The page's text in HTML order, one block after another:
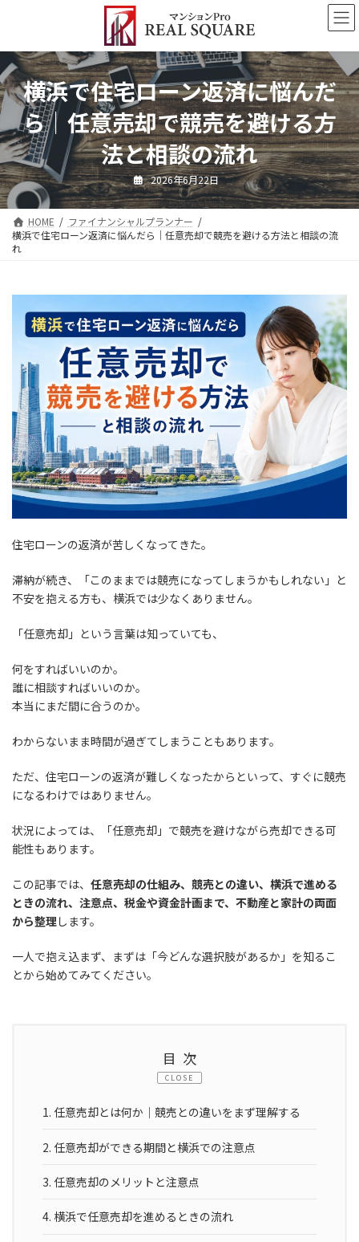
ン
ツ
へ
ス
キ
ッ
プ
ー
シ
ョ
ン
に
移
動
横浜で住宅ローン返済に悩んだ
ら｜任意売却で競売を避ける方
法と相談の流れ
2026年6月22日
HOME
ファイナンシャルプランナー
横浜で住宅ローン返済に悩んだら｜任意売却で競売を避ける方法と相談の流
れ
住宅ローンの返済が苦しくなってきた。
滞納が続き、「このままでは競売になってしまうかもしれない」と
不安を抱える方も、横浜では少なくありません。
「任意売却」という言葉は知っていても、
何をすればいいのか。
誰に相談すればいいのか。
本当にまだ間に合うのか。
わからないまま時間が過ぎてしまうこともあります。
ただ、住宅ローンの返済が難しくなったからといって、すぐに競売
になるわけではありません。
状況によっては、「任意売却」で競売を避けながら売却できる可
能性もあります。
この記事では、 任意売却の仕組み、競売との違い、横浜で進める
ときの流れ、注意点、税金や資金計画まで、不動産と家計の両面
から整理します。
一人で抱え込まず、まずは「今どんな選択肢があるか」を知るこ
とから始めてみてください。
目次
CLOSE
1. 任意売却とは何か｜競売との違いをまず理解する
2. 任意売却ができる期間と横浜での注意点
3. 任意売却のメリットと注意点
4. 横浜で任意売却を進めるときの流れ